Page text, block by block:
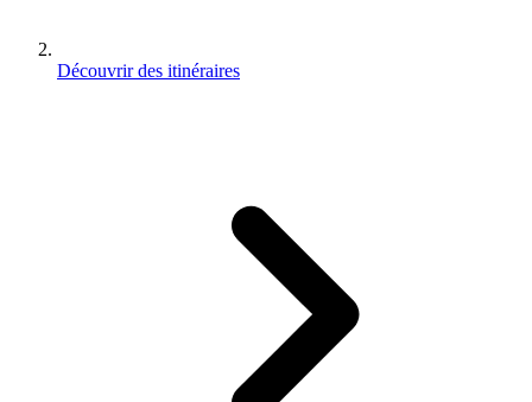
Découvrir des itinéraires